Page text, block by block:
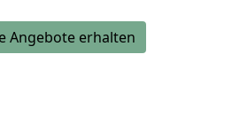
Angebote erhalten